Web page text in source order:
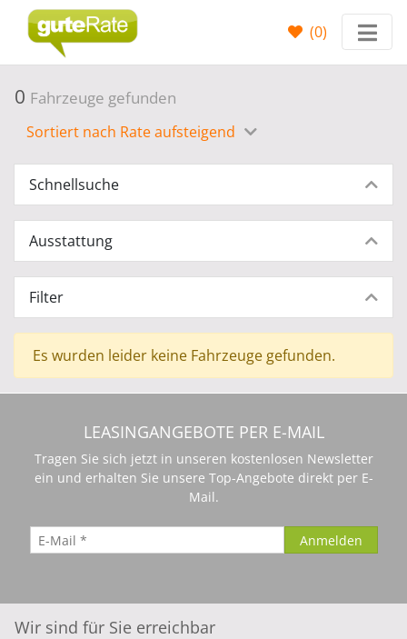
(0)
0 Fahrzeuge gefunden
Sortiert nach Rate aufsteigend
Schnellsuche
Ausstattung
Filter
Es wurden leider keine Fahrzeuge gefunden.
LEASINGANGEBOTE PER E-MAIL
Tragen Sie sich jetzt in unseren kostenlosen Newsletter
ein und erhalten Sie unsere Top-Angebote direkt per E-
Mail.
Wir sind für Sie erreichbar